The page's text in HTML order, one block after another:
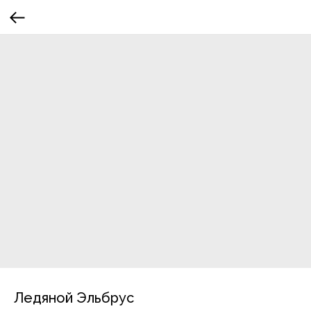
Ледяной Эльбрус